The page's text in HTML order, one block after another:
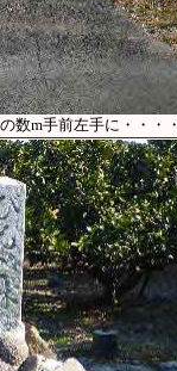
数m手前左手に・・・・